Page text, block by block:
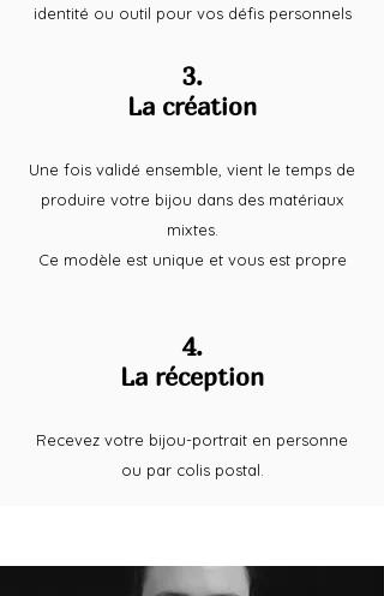
identité ou outil pour vos défis personnels
3.
La création
Une fois validé ensemble, vient le temps de
produire votre bijou dans des matériaux
mixtes.
Ce modèle est unique et vous est propre
4.
La réception
Recevez votre bijou-portrait en personne
ou par colis postal.